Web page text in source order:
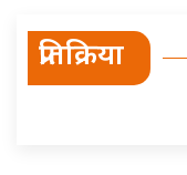
प्रतिक्रिया